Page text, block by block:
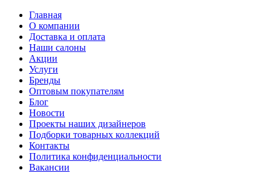
Главная
О компании
Доставка и оплата
Наши cалоны
Акции
Услуги
Бренды
Оптовым покупателям
Блог
Новости
Проекты наших дизайнеров
Подборки товарных коллекций
Контакты
Политика конфиденциальности
Вакансии